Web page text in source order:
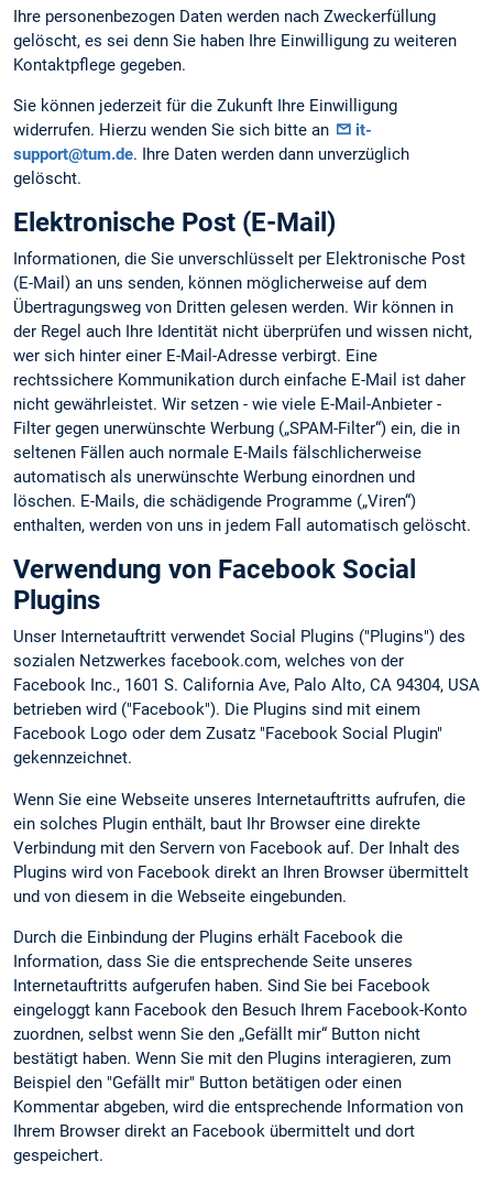
Ihre personenbezogen Daten werden nach Zweckerfüllung
gelöscht, es sei denn Sie haben Ihre Einwilligung zu weiteren
Kontaktpflege gegeben.
Sie können jederzeit für die Zukunft Ihre Einwilligung
widerrufen. Hierzu wenden Sie sich bitte an
it-
support@tum.de. Ihre Daten werden dann unverzüglich
gelöscht.
Elektronische Post (E-Mail)
Informationen, die Sie unverschlüsselt per Elektronische Post
(E-Mail) an uns senden, können möglicherweise auf dem
Übertragungsweg von Dritten gelesen werden. Wir können in
der Regel auch Ihre Identität nicht überprüfen und wissen nicht,
wer sich hinter einer E-Mail-Adresse verbirgt. Eine
rechtssichere Kommunikation durch einfache E-Mail ist daher
nicht gewährleistet. Wir setzen - wie viele E-Mail-Anbieter -
Filter gegen unerwünschte Werbung („SPAM-Filter“) ein, die in
seltenen Fällen auch normale E-Mails fälschlicherweise
automatisch als unerwünschte Werbung einordnen und
löschen. E-Mails, die schädigende Programme („Viren“)
enthalten, werden von uns in jedem Fall automatisch gelöscht.
Verwendung von Facebook Social
Plugins
Unser Internetauftritt verwendet Social Plugins ("Plugins") des
sozialen Netzwerkes facebook.com, welches von der
Facebook Inc., 1601 S. California Ave, Palo Alto, CA 94304, USA
betrieben wird ("Facebook"). Die Plugins sind mit einem
Facebook Logo oder dem Zusatz "Facebook Social Plugin"
gekennzeichnet.
Wenn Sie eine Webseite unseres Internetauftritts aufrufen, die
ein solches Plugin enthält, baut Ihr Browser eine direkte
Verbindung mit den Servern von Facebook auf. Der Inhalt des
Plugins wird von Facebook direkt an Ihren Browser übermittelt
und von diesem in die Webseite eingebunden.
Durch die Einbindung der Plugins erhält Facebook die
Information, dass Sie die entsprechende Seite unseres
Internetauftritts aufgerufen haben. Sind Sie bei Facebook
eingeloggt kann Facebook den Besuch Ihrem Facebook-Konto
zuordnen, selbst wenn Sie den „Gefällt mir“ Button nicht
bestätigt haben. Wenn Sie mit den Plugins interagieren, zum
Beispiel den "Gefällt mir" Button betätigen oder einen
Kommentar abgeben, wird die entsprechende Information von
Ihrem Browser direkt an Facebook übermittelt und dort
gespeichert.